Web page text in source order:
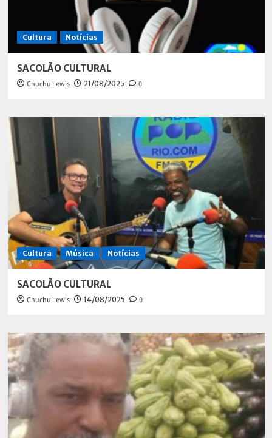
Cultura Notícias
SACOLÃO CULTURAL
Chuchu Lewis 21/08/2025 0
Cultura Música Notícias
SACOLÃO CULTURAL
Chuchu Lewis 14/08/2025 0